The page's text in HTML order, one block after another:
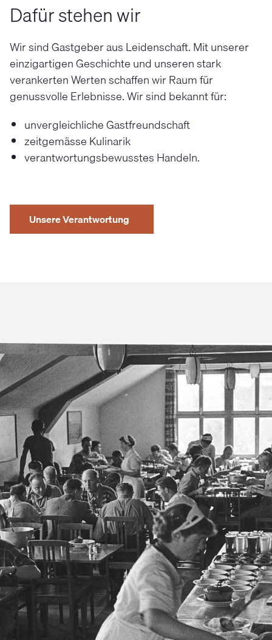
Dafür stehen wir
Wir sind Gastgeber aus Leidenschaft. Mit unserer
einzigartigen Geschichte und unseren stark
verankerten Werten schaffen wir Raum für
genussvolle Erlebnisse. Wir sind bekannt für:
unvergleichliche Gastfreundschaft
zeitgemässe Kulinarik
verantwortungsbewusstes Handeln.
Unsere Verantwortung